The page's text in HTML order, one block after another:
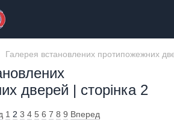
Галерея встановлених протипожежних
дверей | сторінка 2
1 2 3 4 5 6 7 8 9 Вперед